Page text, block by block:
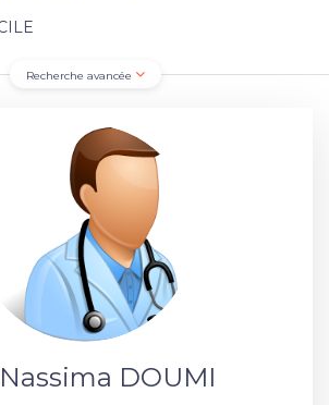
Recherche avancée
DOUMI